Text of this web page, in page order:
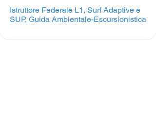
Istruttore Federale L1, Surf Adaptive e
SUP, Guida Ambientale-Escursionistica